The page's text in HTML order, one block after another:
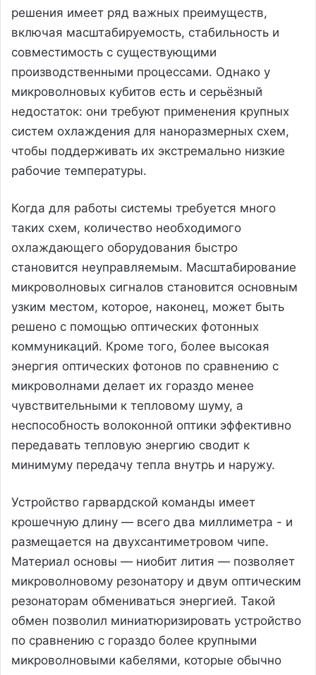
решения имеет ряд важных преимуществ,
включая масштабируемость, стабильность и
совместимость с существующими
производственными процессами. Однако у
микроволновых кубитов есть и серьёзный
недостаток: они требуют применения крупных
систем охлаждения для наноразмерных схем,
чтобы поддерживать их экстремально низкие
рабочие температуры.
Когда для работы системы требуется много
таких схем, количество необходимого
охлаждающего оборудования быстро
становится неуправляемым. Масштабирование
микроволновых сигналов становится основным
узким местом, которое, наконец, может быть
решено с помощью оптических фотонных
коммуникаций. Кроме того, более высокая
энергия оптических фотонов по сравнению с
микроволнами делает их гораздо менее
чувствительными к тепловому шуму, а
неспособность волоконной оптики эффективно
передавать тепловую энергию сводит к
минимуму передачу тепла внутрь и наружу.
Устройство гарвардской команды имеет
крошечную длину — всего два миллиметра - и
размещается на двухсантиметровом чипе.
Материал основы — ниобит лития — позволяет
микроволновому резонатору и двум оптическим
резонаторам обмениваться энергией. Такой
обмен позволил миниатюризировать устройство
по сравнению с гораздо более крупными
микроволновыми кабелями, которые обычно